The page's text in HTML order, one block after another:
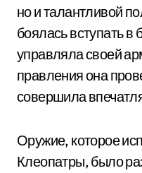
но и талантливой
боялась вступать
управляла своей
правления она
совершила
Оружие, которое
Клеопатры, было